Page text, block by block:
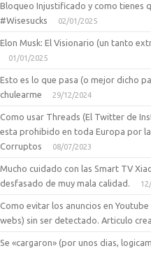
Bloqueo Injustificado y como tienes
#Wisesucks
02/01/2025
Elon Musk: El Visionario (un tanto
01/01/2025
Esto es lo que pasa (o mejor dicho
chulearme
29/12/2024
Como usar Threads (El Twitter de
esta prohibido en toda Europa por
Corruptos
08/07/2023
Mucho cuidado con las Smart TV
desfasado de muy mala calidad.
Como evitar los anuncios en
webs) sin ser detectado. Articulo
Se «cargaron» (por unos dias,